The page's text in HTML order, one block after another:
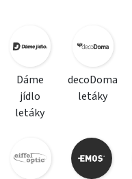
Dáme
jídlo
letáky
decoDoma
letáky